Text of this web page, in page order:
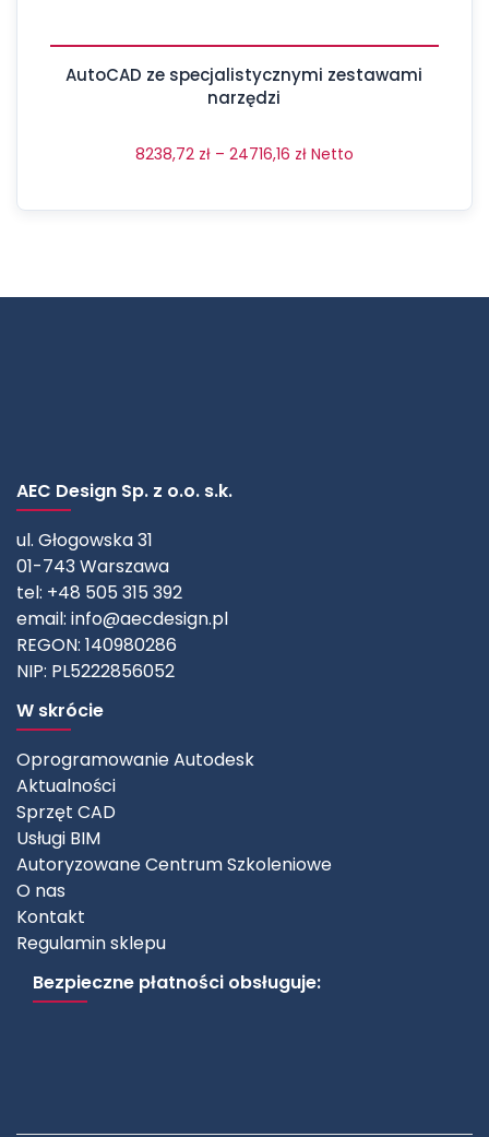
AutoCAD ze specjalistycznymi zestawami
narzędzi
8238,72 zł – 24716,16 zł Netto
AEC Design Sp. z o.o. s.k.
ul. Głogowska 31
01-743 Warszawa
tel: +48 505 315 392
email: info@aecdesign.pl
REGON: 140980286
NIP: PL5222856052
W skrócie
Oprogramowanie Autodesk
Aktualności
Sprzęt CAD
Usługi BIM
Autoryzowane Centrum Szkoleniowe
O nas
Kontakt
Regulamin sklepu
Bezpieczne płatności obsługuje: